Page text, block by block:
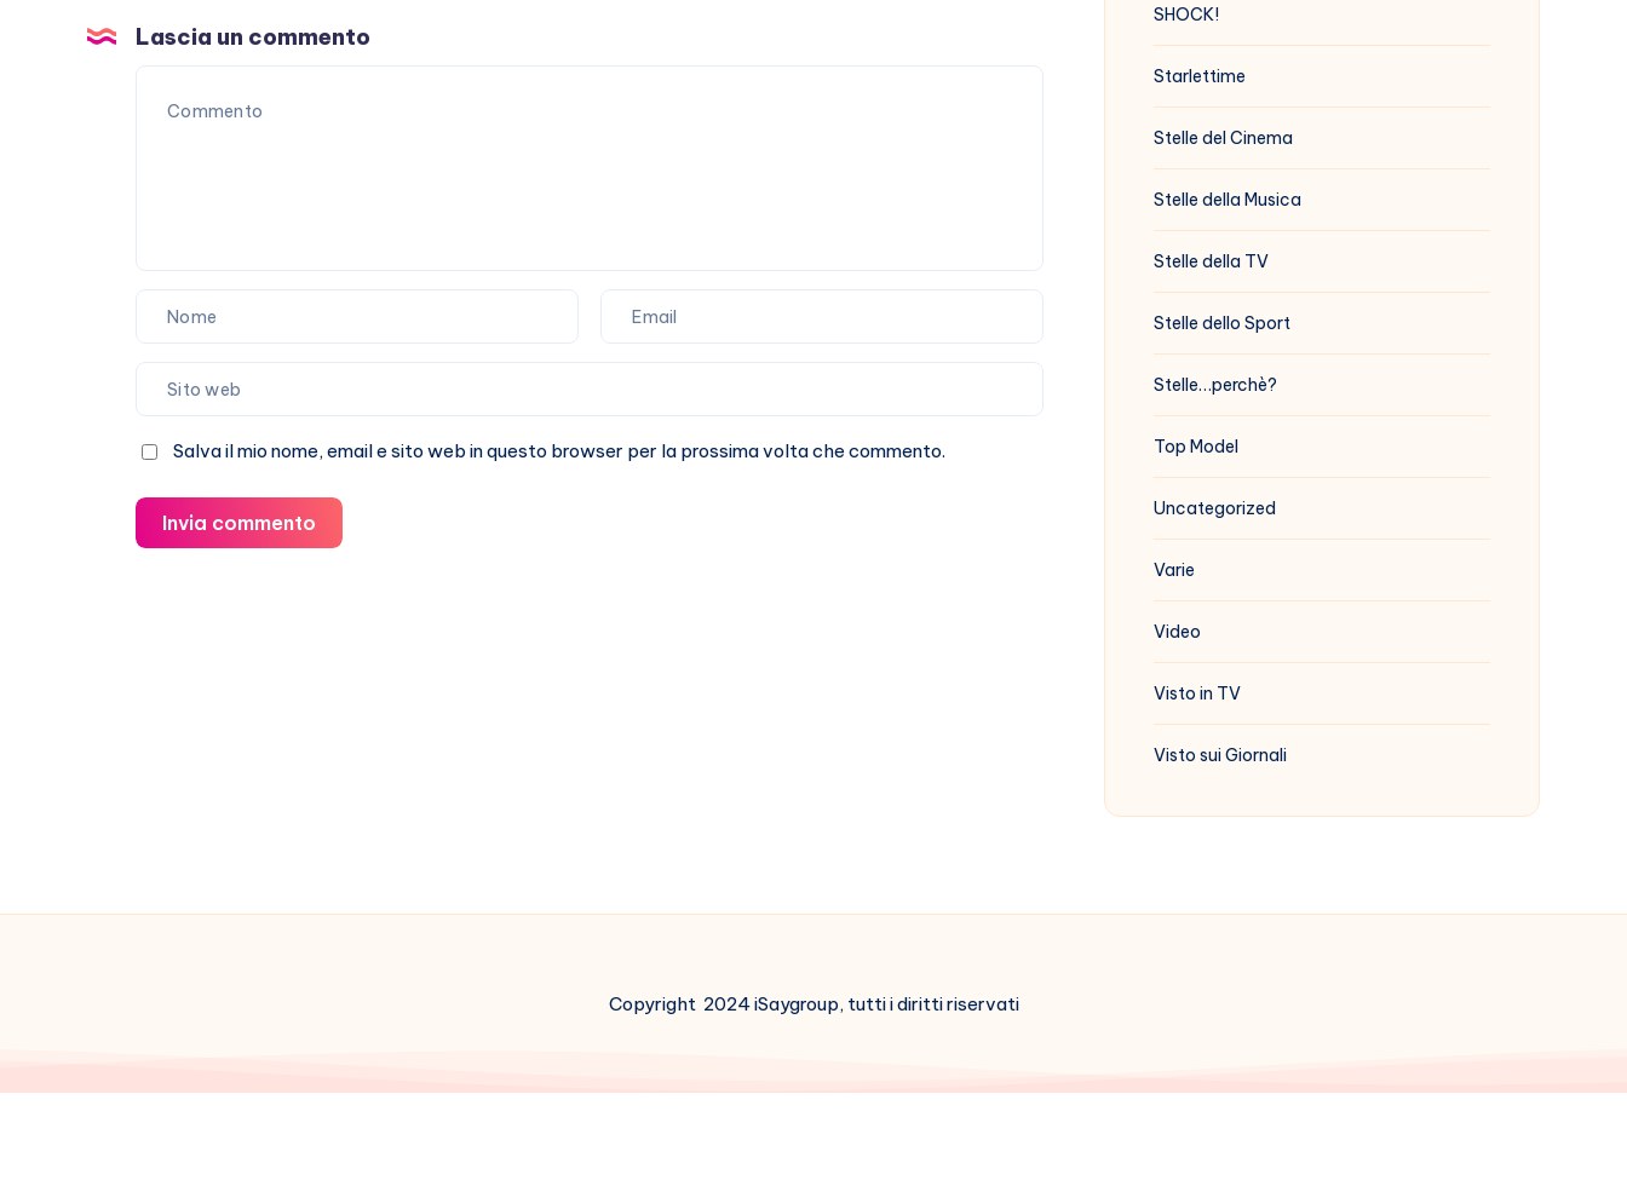
non
passa
loro
Lascia un commento
Salva il mio nome, email e sito web in questo browser per la prossima volta che commento.
Invia commento
SHOCK!
Starlettime
Stelle del Cinema
Stelle della Musica
Stelle della TV
Stelle dello Sport
Stelle…perchè?
Top Model
Uncategorized
Varie
Video
Visto in TV
Visto sui Giornali
Copyright 2024 iSaygroup, tutti i diritti riservati